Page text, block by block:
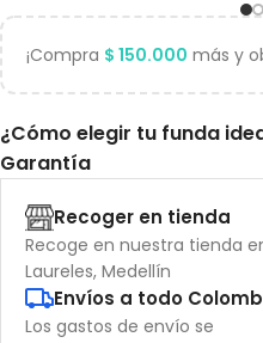
¡Compra $ 150.000 más y
¿Cómo elegir tu funda
Garantía
Recoger en tienda
Recoge en nuestra tienda
Laureles, Medellín
Envíos a todo
Los gastos de envío se